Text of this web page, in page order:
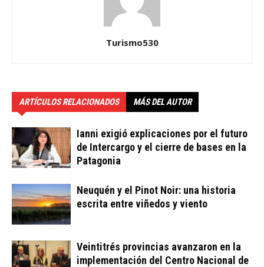
Turismo530
ARTÍCULOS RELACIONADOS MÁS DEL AUTOR
Ianni exigió explicaciones por el futuro
de Intercargo y el cierre de bases en la
Patagonia
Neuquén y el Pinot Noir: una historia
escrita entre viñedos y viento
Veintitrés provincias avanzaron en la
implementación del Centro Nacional de